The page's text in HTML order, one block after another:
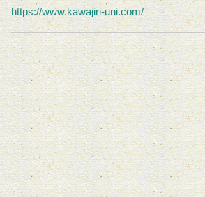
https://www.kawajiri-uni.com/